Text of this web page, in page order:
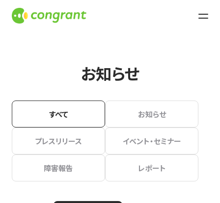
お知らせ
すべて お知らせ
プレスリリース イベント・セミナー
障害報告 レポート